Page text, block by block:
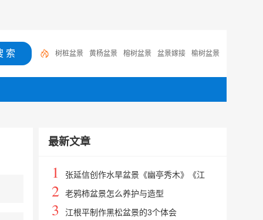
树桩盆景 黄杨盆景 榕树盆景 盆景嫁接 榆树盆景
石榴盆景 罗汉松盆景 银杏盆景 树木盆景 微型盆
景
最新文章
1
张延信创作水旱盆景《幽亭秀木》《江
雪》的过程
2 老鸦柿盆景怎么养护与造型
3 江根平制作黑松盆景的3个体会